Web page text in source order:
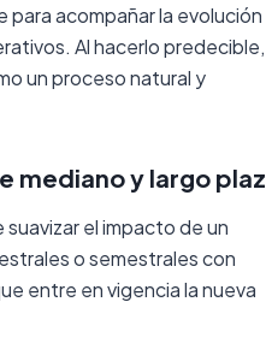
acompañar la evolución
Al hacerlo predecible,
un proceso natural y
mediano y largo
el impacto de un
o semestrales con
entre en vigencia la nueva